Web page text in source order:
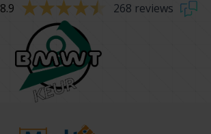
8.9 268 reviews